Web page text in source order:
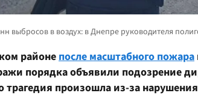
районе после масштабного пожара
порядка объявили подозрение
трагедия произошла из-за